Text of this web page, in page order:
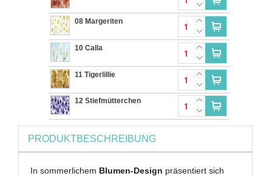
08 Margeriten
10 Calla
11 Tigerlillie
12 Stiefmütterchen
PRODUKTBESCHREIBUNG
In sommerlichem Blumen-Design präsentiert sich